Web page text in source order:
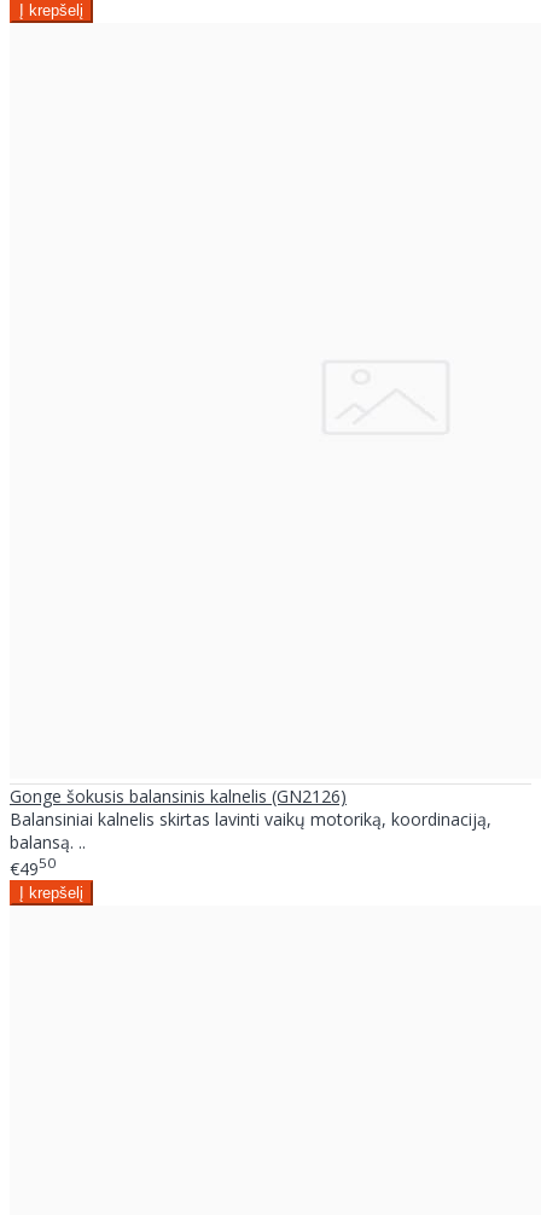
Gonge šokusis balansinis kalnelis (GN2126)
Balansiniai kalnelis skirtas lavinti vaikų motoriką, koordinaciją,
balansą. ..
€4950